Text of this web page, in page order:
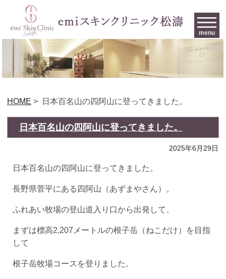
menu
HOME > 日本百名山の四阿山に登ってきました。
日本百名山の四阿山に登ってきました。
2025年6月29日
日本百名山の四阿山に登ってきました。
長野県菅平にある四阿山（あずまやさん）。
ふれあい牧場の登山道入り口から出発して、
まずは標高2,207メートルの根子岳（ねこだけ）を目指
して
根子岳牧場コースを登りました。